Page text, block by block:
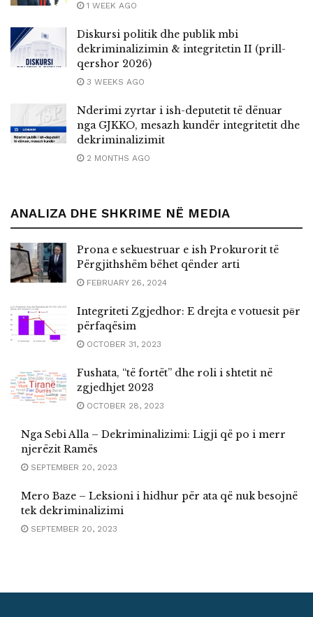
1 WEEK AGO
Diskursi politik dhe publik mbi
dekriminalizimin & integritetin II (prill-
qershor 2026)
3 WEEKS AGO
Nderimi zyrtar i ish-deputetit të dënuar
nga GJKKO, mesazh kundër integritetit dhe
dekriminalizimit
2 MONTHS AGO
ANALIZA DHE SHKRIME NË MEDIA
Prona e sekuestruar e ish Prokurorit të
Përgjithshëm bëhet qënder arti
FEBRUARY 26, 2024
Integriteti Zgjedhor: E drejta e votuesit pёr
përfaqësim
OCTOBER 31, 2023
Fushata, “të fortët” dhe roli i shtetit në
zgjedhjet 2023
OCTOBER 28, 2023
Nga Sebi Alla – Dekriminalizimi: Ligji që po i merr
njerëzit Ramës
SEPTEMBER 20, 2023
Mero Baze – Leksioni i hidhur për ata që nuk besojnë
tek dekriminalizimi
SEPTEMBER 20, 2023